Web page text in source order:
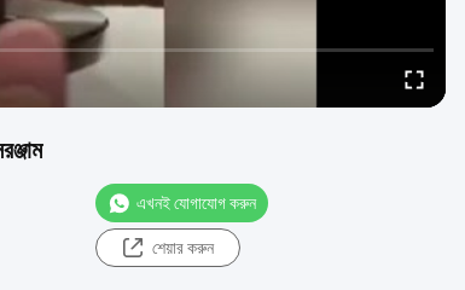
এখনই যোগাযোগ করুন
শেয়ার করুন